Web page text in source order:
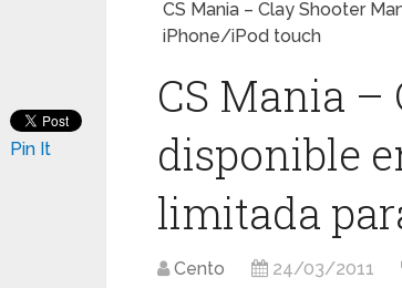
CS Mania – Clay Shooter
iPhone/iPod touch
CS Mania –
disponible
limitada
Cento 24/03/2011
Pin It